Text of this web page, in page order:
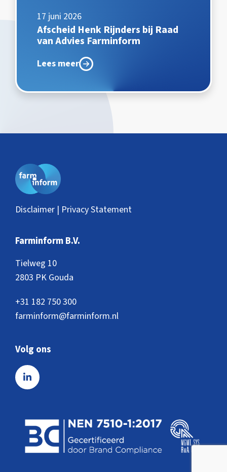
17 juni 2026
Afscheid Henk Rijnders bij Raad
van Advies Farminform
Lees meer
Disclaimer | Privacy Statement
Farminform B.V.
Tielweg 10
2803 PK Gouda
+31 182 750 300
farminform@farminform.nl
Volg ons